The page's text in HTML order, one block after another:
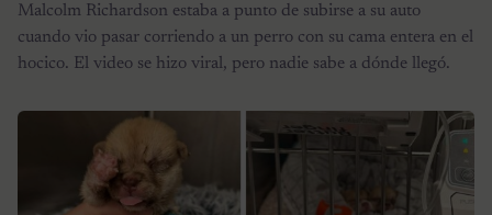
Malcolm Richardson estaba a punto de subirse a su auto
cuando vio pasar corriendo a un perro con su cama entera en el
hocico. El video se hizo viral, pero nadie sabe a dónde llegó.